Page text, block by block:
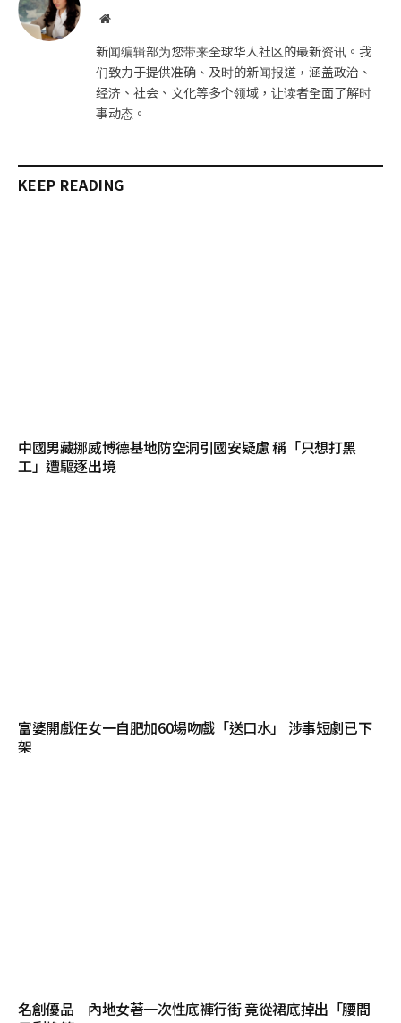
网
新闻编辑部为您带来全球华人社区的最新资讯。我
们致力于提供准确、及时的新闻报道，涵盖政治、
经济、社会、文化等多个领域，让读者全面了解时
事动态。
KEEP READING
中國男藏挪威博德基地防空洞引國安疑慮 稱「只想打黑
工」遭驅逐出境
富婆開戲任女一自肥加60場吻戲「送口水」 涉事短劇已下
架
名創優品｜內地女著一次性底褲行街 竟從裙底掉出「腰間